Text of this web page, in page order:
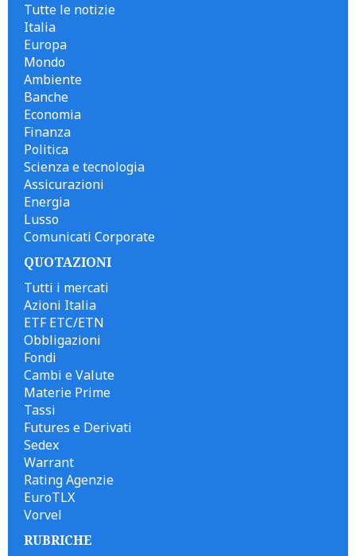
Tutte le notizie
Italia
Europa
Mondo
Ambiente
Banche
Economia
Finanza
Politica
Scienza e tecnologia
Assicurazioni
Energia
Lusso
Comunicati Corporate
QUOTAZIONI
Tutti i mercati
Azioni Italia
ETF ETC/ETN
Obbligazioni
Fondi
Cambi e Valute
Materie Prime
Tassi
Futures e Derivati
Sedex
Warrant
Rating Agenzie
EuroTLX
Vorvel
RUBRICHE